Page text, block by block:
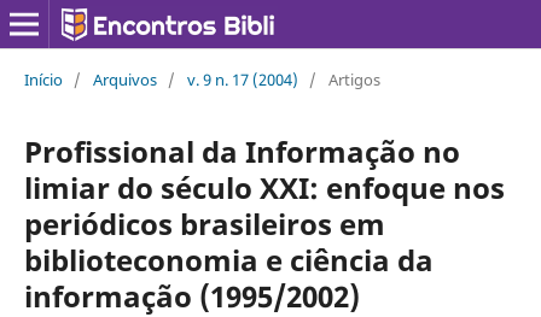
Início / Arquivos / v. 9 n. 17 (2004) / Artigos
Profissional da Informação no
limiar do século XXI: enfoque nos
periódicos brasileiros em
biblioteconomia e ciência da
informação (1995/2002)